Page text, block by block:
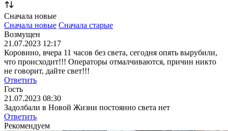
Сначала новые
Сначала новые Сначала старые
Возмущен
21.07.2023 12:17
Коровино, вчера 11 часов без света, сегодня опять вырубили,
что происходит!!! Операторы отмалчиваются, причин никто
не говорит, дайте свет!!!
Ответить
Гость
21.07.2023 08:30
Задолбали в Новой Жизни постоянно света нет
Ответить
Рекомендуем